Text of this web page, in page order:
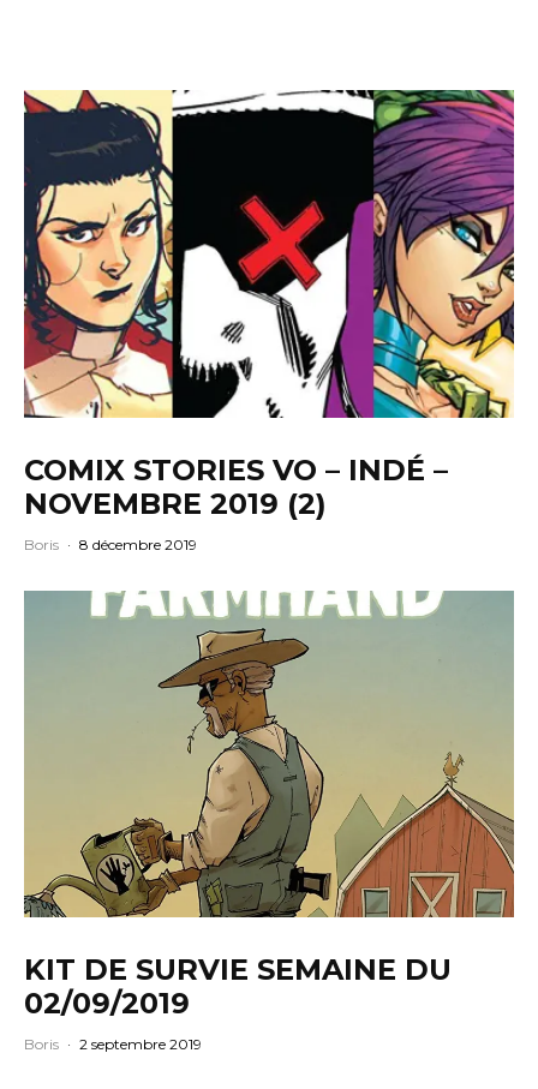
COMIX STORIES VO – INDÉ –
NOVEMBRE 2019 (2)
Boris · 8 décembre 2019
KIT DE SURVIE SEMAINE DU
02/09/2019
Boris · 2 septembre 2019